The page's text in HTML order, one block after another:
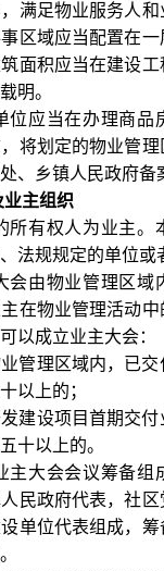
满足物业服务人
区域应当配置在
面积应当在建设
明。
位应当在办理商品
将划定的物业管
、乡镇人民政府备
主组织
所有权人为业主。
法规规定的单位或
会由物业管理区域
在物业管理活动
以成立业主大会：
业管理区域内，已
以上的；
发建设项目首期交
十以上的。
主大会会议筹备组
民政府代表，社区
单位代表组成，